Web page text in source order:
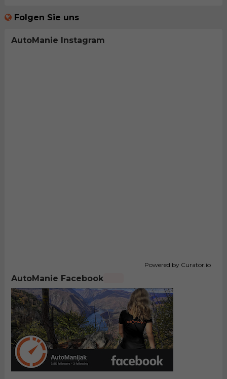
Folgen Sie uns
AutoManie Instagram
Powered by Curator.io
AutoManie Facebook